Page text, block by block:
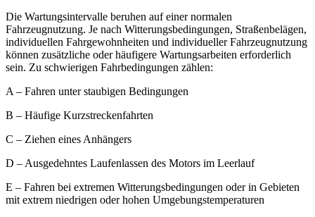
Die Wartungsintervalle beruhen auf einer normalen
Fahrzeugnutzung. Je nach Witterungsbedingungen, Straßenbelägen,
individuellen Fahrgewohnheiten und individueller Fahrzeugnutzung
können zusätzliche oder häufigere Wartungsarbeiten erforderlich
sein. Zu schwierigen Fahrbedingungen zählen:
A – Fahren unter staubigen Bedingungen
B – Häufige Kurzstreckenfahrten
C – Ziehen eines Anhängers
D – Ausgedehntes Laufenlassen des Motors im Leerlauf
E – Fahren bei extremen Witterungsbedingungen oder in Gebieten
mit extrem niedrigen oder hohen Umgebungstemperaturen